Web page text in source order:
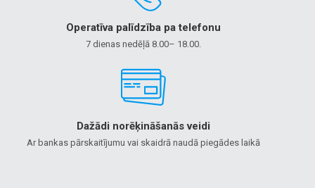
Operatīva palīdzība pa telefonu
7 dienas nedēļā 8.00– 18.00.
Dažādi norēķināšanās veidi
Ar bankas pārskaitījumu vai skaidrā naudā piegādes laikā